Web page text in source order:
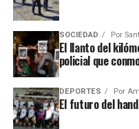
SOCIEDAD Por
El llanto del
policial que
DEPORTES Por
El futuro del